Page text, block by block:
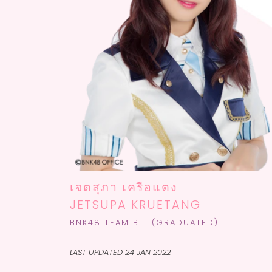
เจตสุภา เครือแตง
JETSUPA KRUETANG
BNK48 TEAM BIII (GRADUATED)
LAST UPDATED 24 JAN 2022